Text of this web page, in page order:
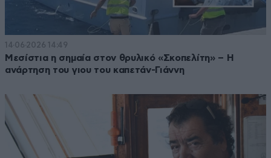
14·06·2026 14:49
Μεσίστια η σημαία στον θρυλικό «Σκοπελίτη» – Η
ανάρτηση του γιου του καπετάν-Γιάννη